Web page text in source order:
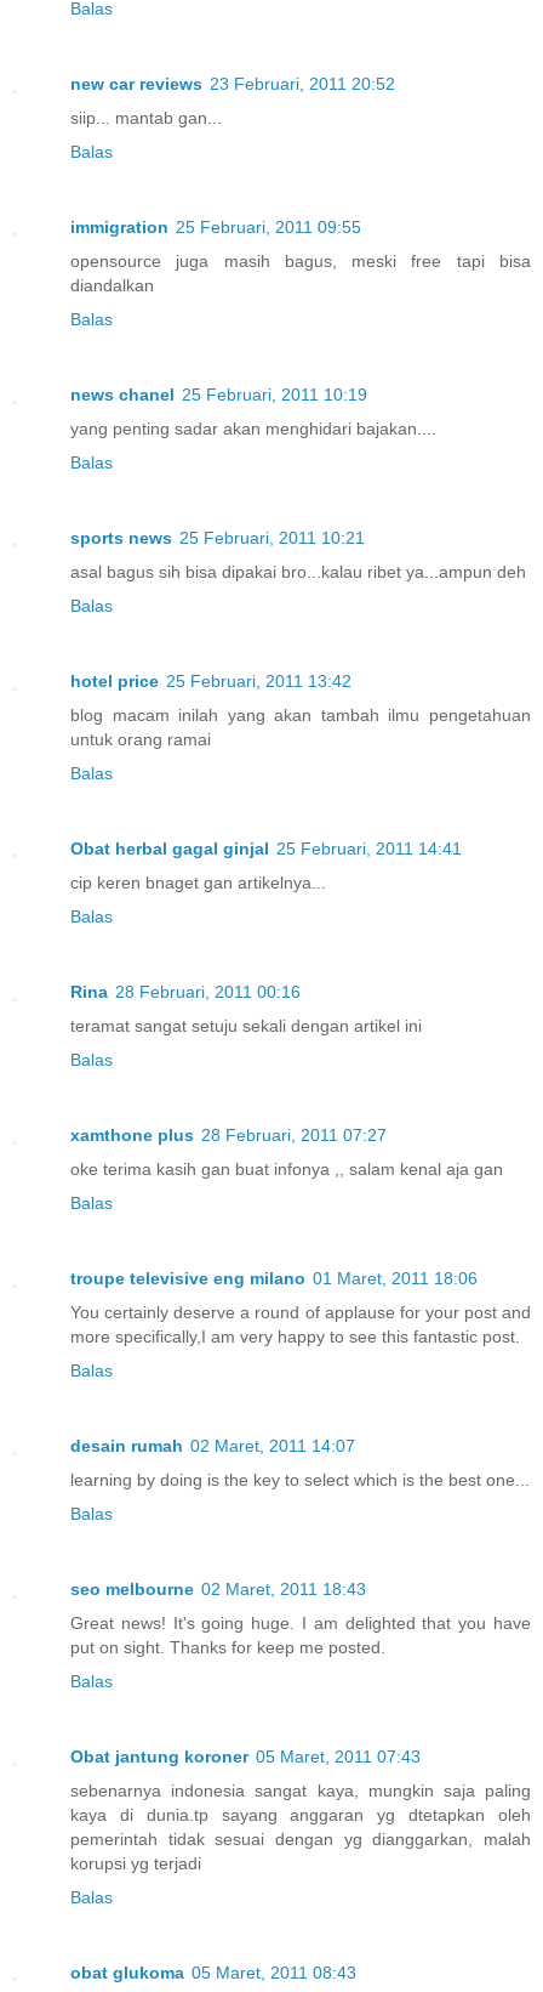
Balas
new car reviews 23 Februari, 2011 20:52
siip... mantab gan...
Balas
immigration 25 Februari, 2011 09:55
opensource juga masih bagus, meski free tapi bisa
diandalkan
Balas
news chanel 25 Februari, 2011 10:19
yang penting sadar akan menghidari bajakan....
Balas
sports news 25 Februari, 2011 10:21
asal bagus sih bisa dipakai bro...kalau ribet ya...ampun deh
Balas
hotel price 25 Februari, 2011 13:42
blog macam inilah yang akan tambah ilmu pengetahuan
untuk orang ramai
Balas
Obat herbal gagal ginjal 25 Februari, 2011 14:41
cip keren bnaget gan artikelnya...
Balas
Rina 28 Februari, 2011 00:16
teramat sangat setuju sekali dengan artikel ini
Balas
xamthone plus 28 Februari, 2011 07:27
oke terima kasih gan buat infonya ,, salam kenal aja gan
Balas
troupe televisive eng milano 01 Maret, 2011 18:06
You certainly deserve a round of applause for your post and
more specifically,I am very happy to see this fantastic post.
Balas
desain rumah 02 Maret, 2011 14:07
learning by doing is the key to select which is the best one...
Balas
seo melbourne 02 Maret, 2011 18:43
Great news! It's going huge. I am delighted that you have
put on sight. Thanks for keep me posted.
Balas
Obat jantung koroner 05 Maret, 2011 07:43
sebenarnya indonesia sangat kaya, mungkin saja paling
kaya di dunia.tp sayang anggaran yg dtetapkan oleh
pemerintah tidak sesuai dengan yg dianggarkan, malah
korupsi yg terjadi
Balas
obat glukoma 05 Maret, 2011 08:43